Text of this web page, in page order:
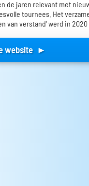
de jaren relevant met
tournees. Het
van verstand' werd in
website ►